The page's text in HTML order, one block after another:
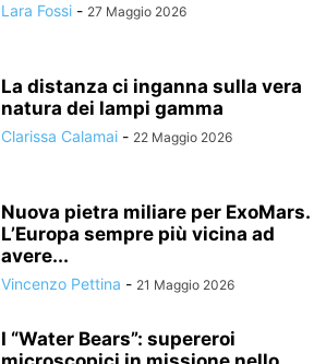
Lara Fossi - 27 Maggio 2026
La distanza ci inganna sulla vera
natura dei lampi gamma
Clarissa Calamai - 22 Maggio 2026
Nuova pietra miliare per ExoMars.
L’Europa sempre più vicina ad
avere...
Vincenzo Pettina - 21 Maggio 2026
I “Water Bears”: supereroi